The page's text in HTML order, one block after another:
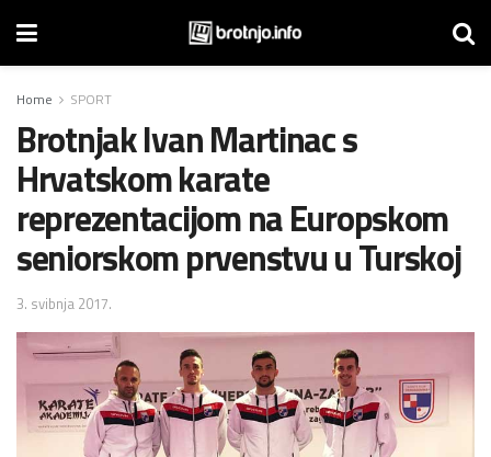
Home SPORT
Brotnjak Ivan Martinac s
Hrvatskom karate
reprezentacijom na Europskom
seniorskom prvenstvu u Turskoj
3. svibnja 2017.